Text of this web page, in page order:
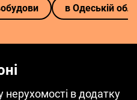
в Одеській
нерухомості в додатку